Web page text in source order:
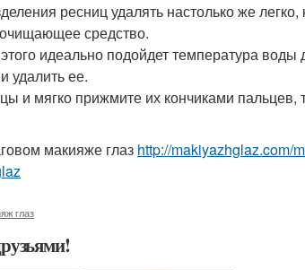
ресниц удалять настолько же легко,
средство.
идеально подойдет температура
удалить ее.
и мягко прижмите их кончиками пальцев,
макияже глаз http://makiyazhglaz.com/
глаз